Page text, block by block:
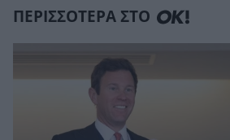
ΠΕΡΙΣΣΟΤΕΡΑ ΣΤΟ